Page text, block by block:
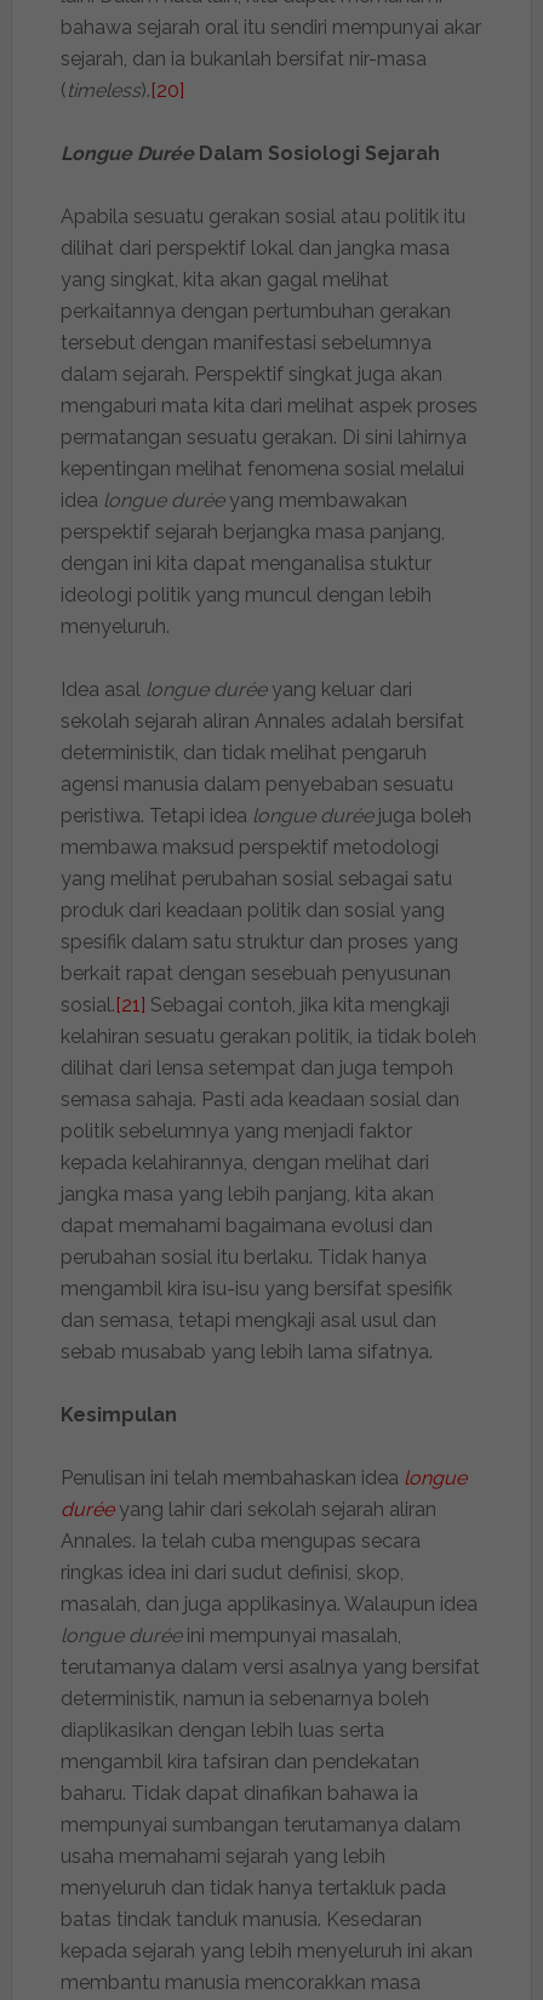
bahawa sejarah oral itu sendiri mempunyai akar
sejarah, dan ia bukanlah bersifat nir-masa
(timeless).[20]
Longue Durée Dalam Sosiologi Sejarah
Apabila sesuatu gerakan sosial atau politik itu
dilihat dari perspektif lokal dan jangka masa
yang singkat, kita akan gagal melihat
perkaitannya dengan pertumbuhan gerakan
tersebut dengan manifestasi sebelumnya
dalam sejarah. Perspektif singkat juga akan
mengaburi mata kita dari melihat aspek proses
permatangan sesuatu gerakan. Di sini lahirnya
kepentingan melihat fenomena sosial melalui
idea longue durée yang membawakan
perspektif sejarah berjangka masa panjang,
dengan ini kita dapat menganalisa stuktur
ideologi politik yang muncul dengan lebih
menyeluruh.
Idea asal longue duréeyang keluar dari
sekolah sejarah aliran Annales adalah bersifat
deterministik, dan tidak melihat pengaruh
agensi manusia dalam penyebaban sesuatu
peristiwa. Tetapi idea longue duréejuga boleh
membawa maksud perspektif metodologi
yang melihat perubahan sosial sebagai satu
produk dari keadaan politik dan sosial yang
spesifik dalam satu struktur dan proses yang
berkait rapat dengan sesebuah penyusunan
sosial.[21] Sebagai contoh, jika kita mengkaji
kelahiran sesuatu gerakan politik, ia tidak boleh
dilihat dari lensa setempat dan juga tempoh
semasa sahaja. Pasti ada keadaan sosial dan
politik sebelumnya yang menjadi faktor
kepada kelahirannya, dengan melihat dari
jangka masa yang lebih panjang, kita akan
dapat memahami bagaimana evolusi dan
perubahan sosial itu berlaku. Tidak hanya
mengambil kira isu-isu yang bersifat spesifik
dan semasa, tetapi mengkaji asal usul dan
sebab musabab yang lebih lama sifatnya.
Kesimpulan
Penulisan ini telah membahaskan idea longue
durée yang lahir dari sekolah sejarah aliran
Annales. Ia telah cuba mengupas secara
ringkas idea ini dari sudut definisi, skop,
masalah, dan juga applikasinya. Walaupun idea
longue durée ini mempunyai masalah,
terutamanya dalam versi asalnya yang bersifat
deterministik, namun ia sebenarnya boleh
diaplikasikan dengan lebih luas serta
mengambil kira tafsiran dan pendekatan
baharu. Tidak dapat dinafikan bahawa ia
mempunyai sumbangan terutamanya dalam
usaha memahami sejarah yang lebih
menyeluruh dan tidak hanya tertakluk pada
batas tindak tanduk manusia. Kesedaran
kepada sejarah yang lebih menyeluruh ini akan
membantu manusia mencorakkan masa